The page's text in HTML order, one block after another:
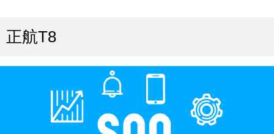
正航T8